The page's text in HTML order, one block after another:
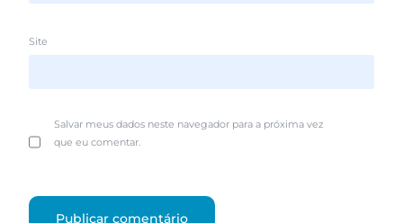
Site
Salvar meus dados neste navegador para a próxima vez
que eu comentar.